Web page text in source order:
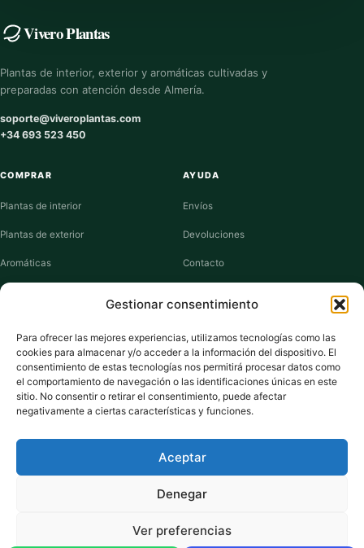
Gestionar consentimiento
Para ofrecer las mejores experiencias, utilizamos tecnologías como las
cookies para almacenar y/o acceder a la información del dispositivo. El
consentimiento de estas tecnologías nos permitirá procesar datos como
el comportamiento de navegación o las identificaciones únicas en este
sitio. No consentir o retirar el consentimiento, puede afectar
negativamente a ciertas características y funciones.
Aceptar
Denegar
Ver preferencias
Vivero Plantas
Plantas de interior, exterior y aromáticas cultivadas y
preparadas con atención desde Almería.
soporte@viveroplantas.com
+34 693 523 450
COMPRAR
Plantas de interior
Plantas de exterior
Aromáticas
Suculentas
AYUDA
Envíos
Devoluciones
Contacto
VIVERO PLANTAS
Sobre nosotros
Puntos y recompensas
Cookies